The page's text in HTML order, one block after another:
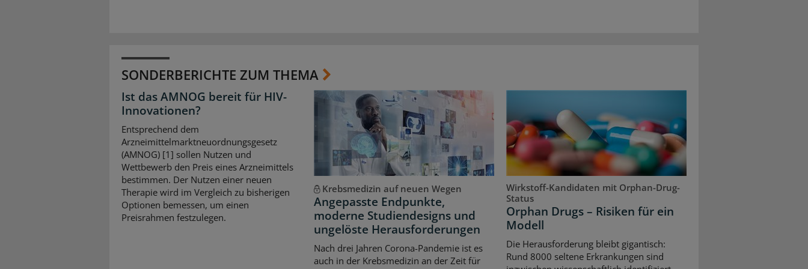
SONDERBERICHTE ZUM THEMA
Ist das AMNOG bereit für HIV-
Innovationen?
Entsprechend dem
Arzneimittelmarktneuordnungsgesetz
(AMNOG) [1] sollen Nutzen und
Wettbewerb den Preis eines Arzneimittels
bestimmen. Der Nutzen einer neuen
Therapie wird im Vergleich zu bisherigen
Optionen bemessen, um einen
Preisrahmen festzulegen.
Krebsmedizin auf neuen Wegen
Angepasste Endpunkte,
moderne Studiendesigns und
ungelöste Herausforderungen
Nach drei Jahren Corona-Pandemie ist es
auch in der Krebsmedizin an der Zeit für
Wirkstoff-Kandidaten mit Orphan-Drug-
Status
Orphan Drugs – Risiken für ein
Modell
Die Herausforderung bleibt gigantisch:
Rund 8000 seltene Erkrankungen sind